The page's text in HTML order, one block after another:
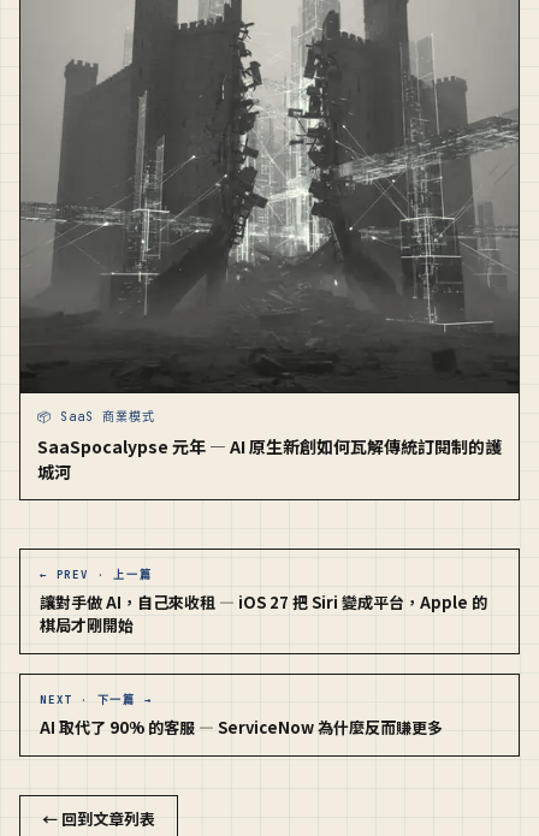
📦 SaaS 商業模式
SaaSpocalypse 元年 — AI 原生新創如何瓦解傳統訂閱制的護
城河
← PREV · 上一篇
讓對手做 AI，自己來收租 — iOS 27 把 Siri 變成平台，Apple 的
棋局才剛開始
NEXT · 下一篇 →
AI 取代了 90% 的客服 — ServiceNow 為什麼反而賺更多
← 回到文章列表